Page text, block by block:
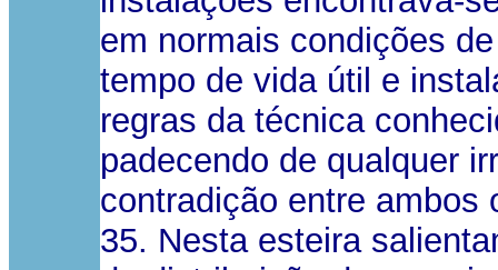
em normais condições
tempo de vida útil e
regras da técnica
padecendo de qualquer
contradição entre ambos
35. Nesta esteira